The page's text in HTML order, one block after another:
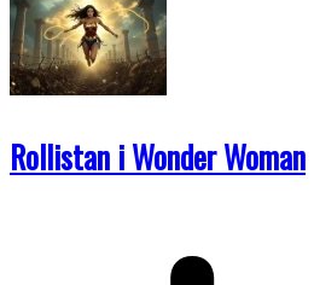
Rollistan i Wonder Woman